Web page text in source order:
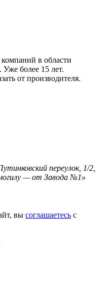
в области
Уже более 15 лет.
от производителя.
переулок, 1/2,
— от Завода №1»
вы соглашаетесь с